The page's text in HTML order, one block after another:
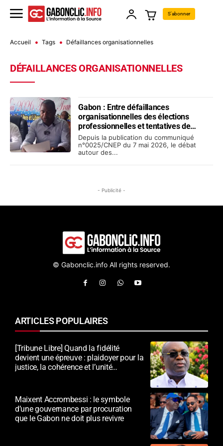
S'abonner
Accueil Tags Défaillances organisationnelles
DÉFAILLANCES ORGANISATIONNELLES
Gabon : Entre défaillances
organisationnelles des élections
professionnelles et tentatives de
diversion sur le mode de scrutin
Depuis la publication du communiqué
n°0025/CNEP du 7 mai 2026, le débat
autour des...
- Publicité -
© Gabonclic.info All rights reserved.
ARTICLES POPULAIRES
[Tribune Libre] Quand la fidélité
devient une épreuve : plaidoyer pour la
justice, la cohérence et l’unité
Maixent Accrombessi : le symbole
d’une gouvernance par procuration
que le Gabon ne doit plus revivre